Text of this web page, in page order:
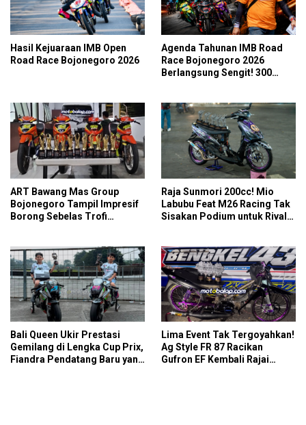
Hasil Kejuaraan IMB Open
Road Race Bojonegoro 2026
Agenda Tahunan IMB Road
Race Bojonegoro 2026
Berlangsung Sengit! 300
ART Bawang Mas Group
Bojonegoro Tampil Impresif
Borong Sebelas Trofi
Raja Sunmori 200cc! Mio
Labubu Feat M26 Racing Tak
Sisakan Podium untuk Rival
Bali Queen Ukir Prestasi
Gemilang di Lengka Cup Prix,
Fiandra Pendatang Baru yang
Lima Event Tak Tergoyahkan!
Ag Style FR 87 Racikan
Gufron EF Kembali Rajai